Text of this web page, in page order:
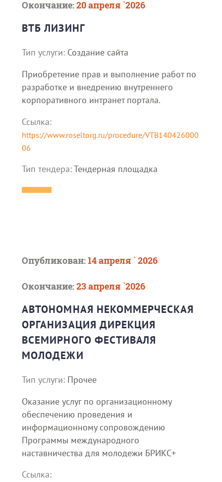
Окончание:20 апреля `2026
ВТБ ЛИЗИНГ
Тип услуги: Создание сайта
Приобретение прав и выполнение работ по
разработке и внедрению внутреннего
корпоративного интранет портала.
Ссылка:
https://www.roseltorg.ru/procedure/VTB140426000
06
Тип тендера:Тендерная площадка
Опубликован:14 апреля ` 2026
Окончание:23 апреля `2026
АВТОНОМНАЯ НЕКОММЕРЧЕСКАЯ
ОРГАНИЗАЦИЯ ДИРЕКЦИЯ
ВСЕМИРНОГО ФЕСТИВАЛЯ
МОЛОДЕЖИ
Тип услуги: Прочее
Оказание услуг по организационному
обеспечению проведения и
информационному сопровождению
Программы международного
наставничества для молодежи БРИКС+
Ссылка: